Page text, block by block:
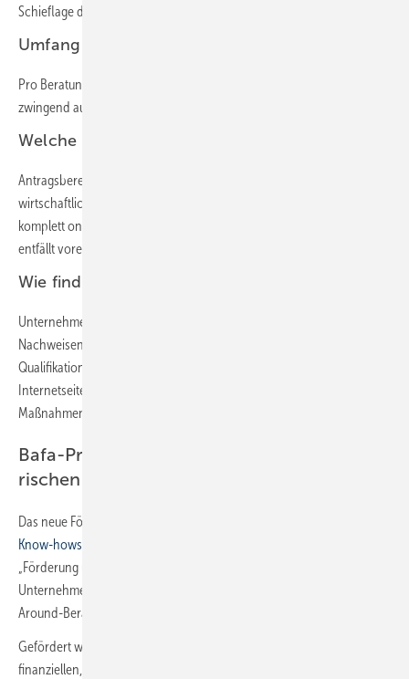
Schieflage des Unternehmens beziehen.
Umfang der Beratungen
Pro Beratungsschwerpunkt können insgesamt fünf Tage (die nicht
zwingend aufeinander folgen müssen) in Ansatz gebracht werden.
Welche Unternehmen sind antragsberechtigt?
Antragsberechtigt sind KMU, die aufgrund des Coronavirus in
wirtschaftliche Schwierigkeiten geraten sind. Beratungen können
komplett online stattfinden. Ein Pflichttermin vor Ort beim Kunden
entfällt vorerst.
Wie finde ich einen Bafa-Berater?
Unternehmensberater müssen sich als Bafa-Berater mit diversen
Nachweisen qualifizieren. Sie finden einen Hinweis auf die
Qualifikation „Bafa-Berater“ in der Regel auf der jeweiligen
Internetseite des Beratungsunternehmens. Die Förderung der
Maßnahmen erfolgt ausschließlich aus Mitteln des Bundes.
Bafa-Programm „Förderung unternehme­
rischen Know-hows“
Das neue Förderprogramm
Know-hows“
„Förderung unternehmerischen Know-hows durch
Unternehmensberatung“, „Gründercoaching Deutschland“, „Turn-
Around-Beratung“ und „Runder Tisch“.
Gefördert werden
finanziellen, personellen und organisatorischen Fragen der